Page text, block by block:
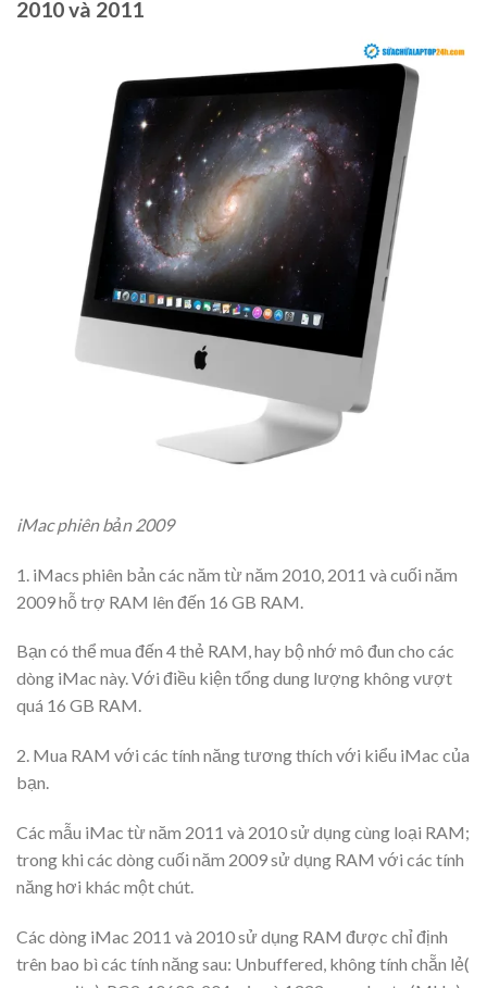
2010 và 2011
iMac phiên bản 2009
1. iMacs phiên bản các năm từ năm 2010, 2011 và cuối năm
2009 hỗ trợ RAM lên đến 16 GB RAM.
Bạn có thể mua đến 4 thẻ RAM, hay bộ nhớ mô đun cho các
dòng iMac này. Với điều kiện tổng dung lượng không vượt
quá 16 GB RAM.
2. Mua RAM với các tính năng tương thích với kiểu iMac của
bạn.
Các mẫu iMac từ năm 2011 và 2010 sử dụng cùng loại RAM;
trong khi các dòng cuối năm 2009 sử dụng RAM với các tính
năng hơi khác một chút.
Các dòng iMac 2011 và 2010 sử dụng RAM được chỉ định
trên bao bì các tính năng sau: Unbuffered, không tính chẵn lẻ(